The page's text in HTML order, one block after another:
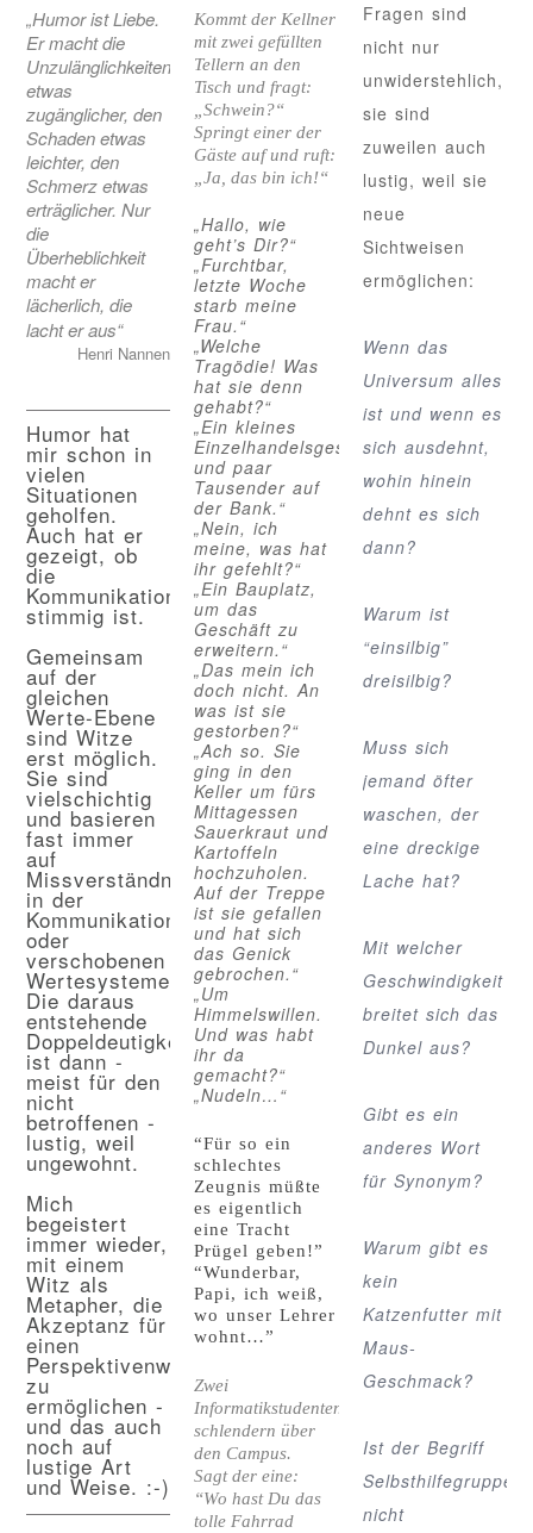
„Humor ist Liebe.
Er macht die
Unzulänglichkeiten
etwas
zugänglicher, den
Schaden etwas
leichter, den
Schmerz etwas
erträglicher. Nur
die
Überheblichkeit
macht er
lächerlich, die
lacht er aus“
Henri Nannen
Humor hat
mir schon in
vielen
Situationen
geholfen.
Auch hat er
gezeigt, ob
die
Kommunikation
stimmig ist.
Gemeinsam
auf der
gleichen
Werte-Ebene
sind Witze
erst möglich.
Sie sind
vielschichtig
und basieren
fast immer
auf
Missverständnissen
in der
Kommunikation
oder
verschobenen
Wertesystemen.
Die daraus
entstehende
Doppeldeutigkeit
ist dann -
meist für den
nicht
betroffenen -
lustig, weil
ungewohnt.
Mich
begeistert
immer wieder,
mit einem
Witz als
Metapher, die
Akzeptanz für
einen
Perspektivenwechsel
zu
ermöglichen -
und das auch
noch auf
lustige Art
und Weise. :-)
Kommt der Kellner
mit zwei gefüllten
Tellern an den
Tisch und fragt:
„Schwein?“
Springt einer der
Gäste auf und ruft:
„Ja, das bin ich!“
„Hallo, wie
geht’s Dir?“
„Furchtbar,
letzte Woche
starb meine
Frau.“
„Welche
Tragödie! Was
hat sie denn
gehabt?“
„Ein kleines
Einzelhandelsgeschäft
und paar
Tausender auf
der Bank.“
„Nein, ich
meine, was hat
ihr gefehlt?“
„Ein Bauplatz,
um das
Geschäft zu
erweitern.“
„Das mein ich
doch nicht. An
was ist sie
gestorben?“
„Ach so. Sie
ging in den
Keller um fürs
Mittagessen
Sauerkraut und
Kartoffeln
hochzuholen.
Auf der Treppe
ist sie gefallen
und hat sich
das Genick
gebrochen.“
„Um
Himmelswillen.
Und was habt
ihr da
gemacht?“
„Nudeln…“
“Für so ein
schlechtes
Zeugnis müßte
es eigentlich
eine Tracht
Prügel geben!”
“Wunderbar,
Papi, ich weiß,
wo unser Lehrer
wohnt…”
Zwei
Informatikstudenten
schlendern über
den Campus.
Sagt der eine:
“Wo hast Du das
tolle Fahrrad
Fragen sind
nicht nur
unwiderstehlich,
sie sind
zuweilen auch
lustig, weil sie
neue
Sichtweisen
ermöglichen:
Wenn das
Universum alles
ist und wenn es
sich ausdehnt,
wohin hinein
dehnt es sich
dann?
Warum ist
“einsilbig”
dreisilbig?
Muss sich
jemand öfter
waschen, der
eine dreckige
Lache hat?
Mit welcher
Geschwindigkeit
breitet sich das
Dunkel aus?
Gibt es ein
anderes Wort
für Synonym?
Warum gibt es
kein
Katzenfutter mit
Maus-
Geschmack?
Ist der Begriff
Selbsthilfegruppe
nicht